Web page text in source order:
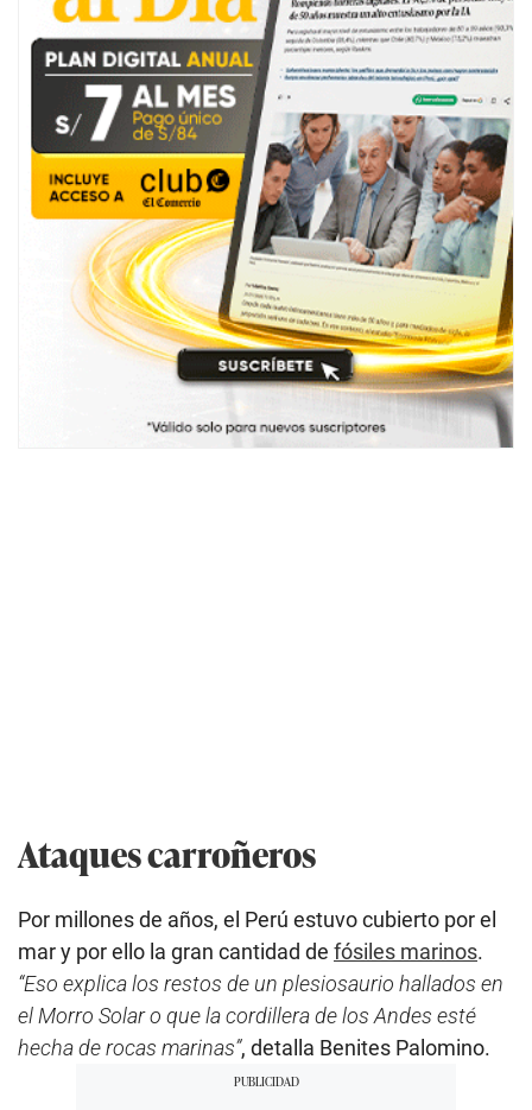
Ataques carroñeros
Por millones de años, el Perú estuvo cubierto por el
mar y por ello la gran cantidad de fósiles marinos.
“Eso explica los restos de un plesiosaurio hallados en
el Morro Solar o que la cordillera de los Andes esté
hecha de rocas marinas”, detalla Benites Palomino.